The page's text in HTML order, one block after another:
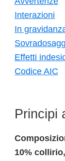
Interazioni
In
Effetti
Codice AIC
Principi
10%